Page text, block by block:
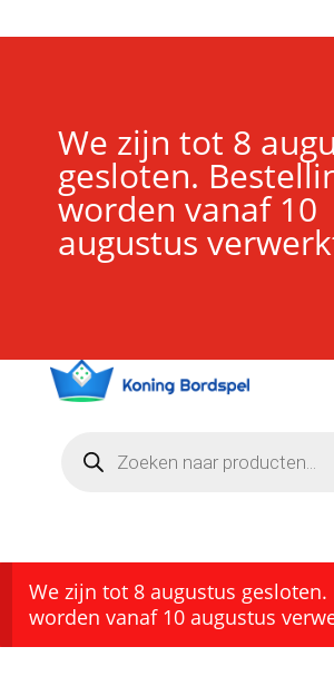
We zijn tot 8
gesloten.
worden vanaf 10
augustus
zoeken
We zijn tot 8 augustus
worden vanaf 10 augustus